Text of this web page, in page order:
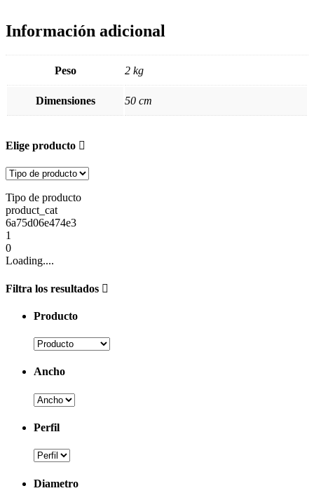
Información adicional
Peso 2 kg
Dimensiones 50 cm
Elige producto
Tipo de producto
product_cat
6a75d06e474e3
1
0
Loading....
Filtra los resultados
Producto
Ancho
Perfil
Diametro